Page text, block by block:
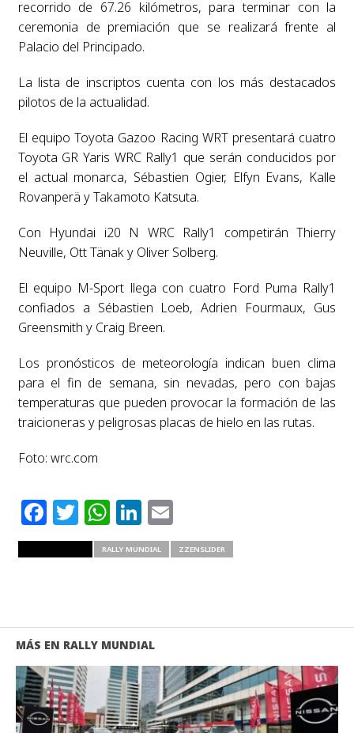
recorrido de 67.26 kilómetros, para terminar con la
ceremonia de premiación que se realizará frente al
Palacio del Principado.
La lista de inscriptos cuenta con los más destacados
pilotos de la actualidad.
El equipo Toyota Gazoo Racing WRT presentará cuatro
Toyota GR Yaris WRC Rally1 que serán conducidos por
el actual monarca, Sébastien Ogier, Elfyn Evans, Kalle
Rovanperä y Takamoto Katsuta.
Con Hyundai i20 N WRC Rally1 competirán Thierry
Neuville, Ott Tänak y Oliver Solberg.
El equipo M-Sport llega con cuatro Ford Puma Rally1
confiados a Sébastien Loeb, Adrien Fourmaux, Gus
Greensmith y Craig Breen.
Los pronósticos de meteorología indican buen clima
para el fin de semana, sin nevadas, pero con bajas
temperaturas que pueden provocar la formación de las
traicioneras y peligrosas placas de hielo en las rutas.
Foto: wrc.com
Facebook
Twitter
WhatsApp
LinkedIn
Email
RALLY MUNDIAL ZZENSLIDER
MÁS EN RALLY MUNDIAL